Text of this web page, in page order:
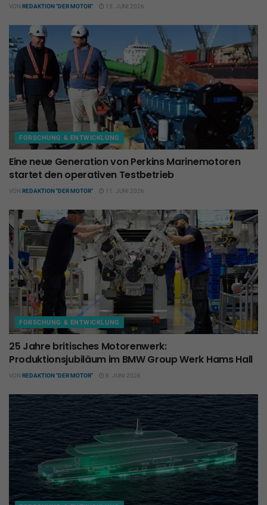
VON REDAKTION "DER MOTOR" 15. JUNI 2026
FORSCHUNG & ENTWICKLUNG
Eine neue Generation von Perkins Marinemotoren
startet den operativen Testbetrieb
VON REDAKTION "DER MOTOR" 11. JUNI 2026
FORSCHUNG & ENTWICKLUNG
25 Jahre britisches Motorenwerk:
Produktionsjubiläum im BMW Group Werk Hams Hall
VON REDAKTION "DER MOTOR" 8. JUNI 2026